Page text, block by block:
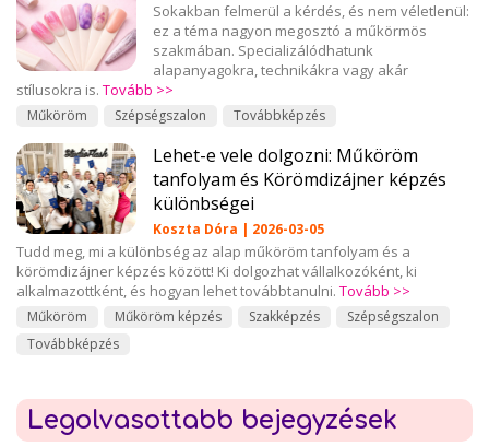
Sokakban felmerül a kérdés, és nem véletlenül:
ez a téma nagyon megosztó a műkörmös
szakmában. Specializálódhatunk
alapanyagokra, technikákra vagy akár
stílusokra is. Tovább >>
Műköröm Szépségszalon Továbbképzés
Lehet-e vele dolgozni: Műköröm
tanfolyam és Körömdizájner képzés
különbségei
Koszta Dóra | 2026-03-05
Tudd meg, mi a különbség az alap műköröm tanfolyam és a
körömdizájner képzés között! Ki dolgozhat vállalkozóként, ki
alkalmazottként, és hogyan lehet továbbtanulni. Tovább >>
Műköröm Műköröm képzés Szakképzés
Szépségszalon
Továbbképzés
Legolvasottabb bejegyzések